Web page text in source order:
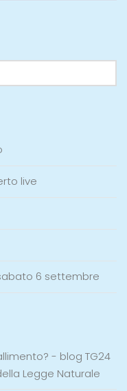
live
6 settembre
- blog TG24
Legge Naturale